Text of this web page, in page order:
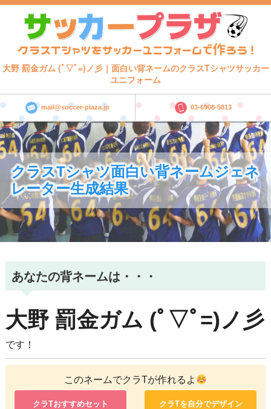
大野 罰金ガム (ﾟ▽ﾟ=)ノ彡｜面白い背ネームのクラスTシャツサッカー
ユニフォーム
mail@soccer-plaza.jp 03-6908-5813
クラスTシャツ面白い背ネームジェネ
レーター生成結果
あなたの背ネームは・・・
大野 罰金ガム (ﾟ▽ﾟ=)ノ彡
です！
このネームでクラTが作れるよ
クラTおすすめセット クラTを自分でデザイン